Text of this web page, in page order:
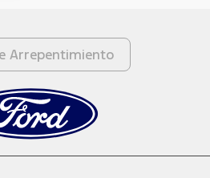
Arrepentimiento